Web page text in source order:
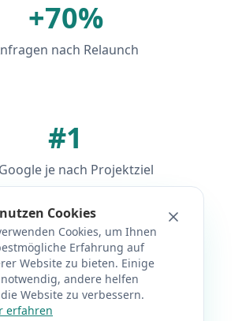
+70%
nach Relaunch
#1
je nach Projektziel
Zu den Referenzen
Cookies
Cookies, um Ihnen
Erfahrung auf
Website zu bieten. Einige
andere helfen
Website zu verbessern.
erfahren